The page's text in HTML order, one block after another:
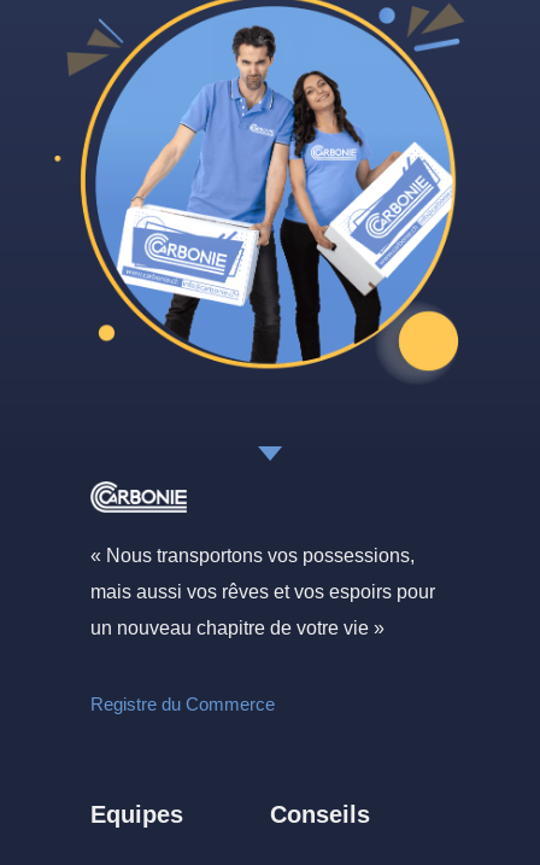
« Nous transportons vos possessions,
mais aussi vos rêves et vos espoirs pour
un nouveau chapitre de votre vie »
Registre du Commerce
Equipes Conseils